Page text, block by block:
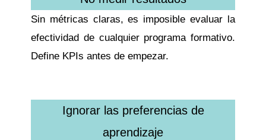
Sin métricas claras, es imposible evaluar la
efectividad de cualquier programa formativo.
Define KPIs antes de empezar.
Ignorar las preferencias de
aprendizaje